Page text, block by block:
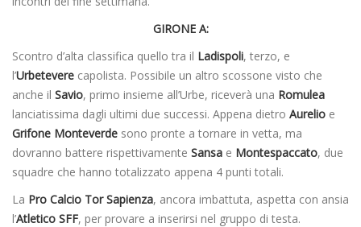
GIRONE A:
Scontro d’alta classifica quello tra il Ladispoli, terzo, e
l’Urbetevere capolista. Possibile un altro scossone visto che
anche il Savio, primo insieme all’Urbe, riceverà una Romulea
lanciatissima dagli ultimi due successi. Appena dietro Aurelio e
Grifone Monteverde sono pronte a tornare in vetta, ma
dovranno battere rispettivamente Sansa e Montespaccato, due
squadre che hanno totalizzato appena 4 punti totali.
La Pro Calcio Tor Sapienza, ancora imbattuta, aspetta con ansia
l’Atletico SFF, per provare a inserirsi nel gruppo di testa.